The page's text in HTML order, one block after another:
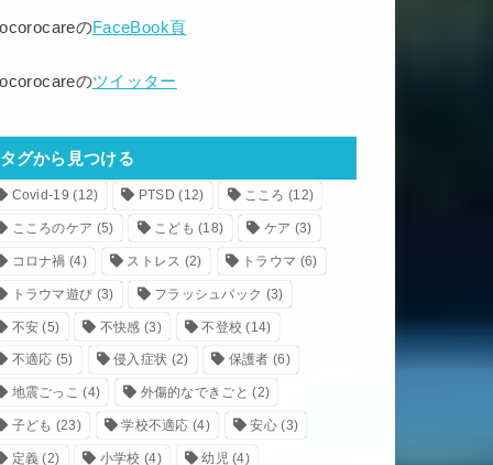
のFaceBook頁
のツイッター
タグから見つける
Covid-19 (12) PTSD (12) こころ (12)
こころのケア (5) こども (18) ケア (3)
コロナ禍 (4) ストレス (2) トラウマ (6)
トラウマ遊び (3) フラッシュバック (3)
不安 (5) 不快感 (3) 不登校 (14)
不適応 (5) 侵入症状 (2) 保護者 (6)
地震ごっこ (4) 外傷的なできごと (2)
子ども (23) 学校不適応 (4) 安心 (3)
定義 (2) 小学校 (4) 幼児 (4)